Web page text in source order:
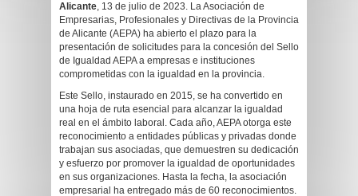
Alicante, 13 de julio de 2023. La Asociación de
Empresarias, Profesionales y Directivas de la Provincia
de Alicante (AEPA) ha abierto el plazo para la
presentación de solicitudes para la concesión del Sello
de Igualdad AEPA a empresas e instituciones
comprometidas con la igualdad en la provincia.
Este Sello, instaurado en 2015, se ha convertido en
una hoja de ruta esencial para alcanzar la igualdad
real en el ámbito laboral. Cada año, AEPA otorga este
reconocimiento a entidades públicas y privadas donde
trabajan sus asociadas, que demuestren su dedicación
y esfuerzo por promover la igualdad de oportunidades
en sus organizaciones. Hasta la fecha, la asociación
empresarial ha entregado más de 60 reconocimientos.